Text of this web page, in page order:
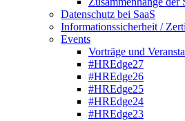
Datenschutz bei SaaS
Informationssicherheit /
Events
Vorträge und
#HREdge27
#HREdge26
#HREdge25
#HREdge24
#HREdge23